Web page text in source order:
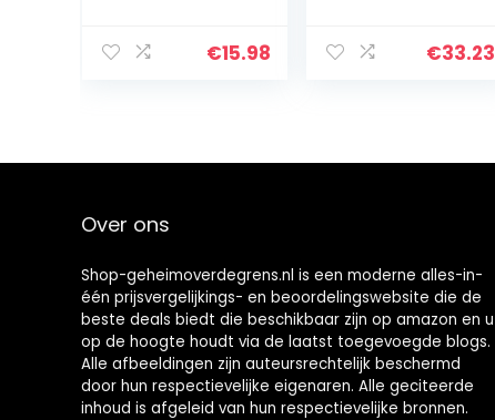
geurwater | €15.98
Damesgeuren |
€33.23
Over ons
Shop-geheimoverdegrens.nl is een moderne alles-in-
één prijsvergelijkings- en beoordelingswebsite die de
beste deals biedt die beschikbaar zijn op amazon en u
op de hoogte houdt via de laatst toegevoegde blogs.
Alle afbeeldingen zijn auteursrechtelijk beschermd
door hun respectievelijke eigenaren. Alle geciteerde
inhoud is afgeleid van hun respectievelijke bronnen.